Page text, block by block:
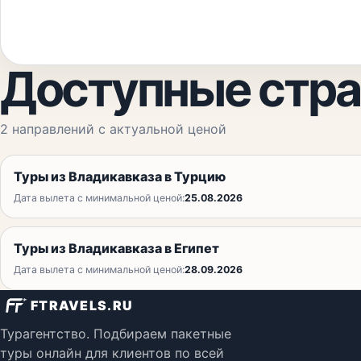
Доступные
2 направлений с актуальной ценой
Туры из Владикавказа в Турцию
Дата вылета с минимальной ценой:25.08.2026
Туры из Владикавказа в Египет
Дата вылета с минимальной ценой:28.09.2026
FTRAVELS.RU
Турагентство. Подбираем пакетные
туры онлайн для клиентов по всей